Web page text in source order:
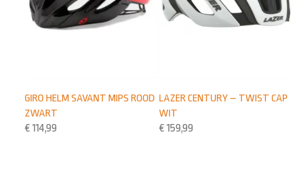
LAZER CENTURY – TWIST CAP
WIT
€ 159,99
GIRO HELM SAVANT MIPS ROOD
ZWART
€ 114,99